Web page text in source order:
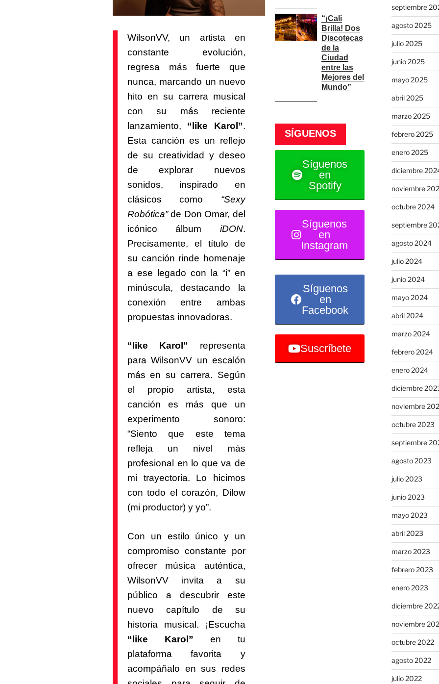
WilsonVV, un artista en
constante evolución,
regresa más fuerte que
nunca, marcando un nuevo
hito en su carrera musical
con su más reciente
lanzamiento, “like Karol”.
Esta canción es un reflejo
de su creatividad y deseo
de explorar nuevos
sonidos, inspirado en
clásicos como “Sexy
Robótica”de Don Omar, del
icónico álbum iDON.
Precisamente, el título de
su canción rinde homenaje
a ese legado con la “i” en
minúscula, destacando la
conexión entre ambas
propuestas innovadoras.
“like Karol” representa
para WilsonVV un escalón
más en su carrera. Según
el propio artista, esta
canción es más que un
experimento sonoro:
“Siento que este tema
refleja un nivel más
profesional en lo que va de
mi trayectoria. Lo hicimos
con todo el corazón, Dilow
(mi productor) y yo”.
Con un estilo único y un
compromiso constante por
ofrecer música auténtica,
WilsonVV invita a su
público a descubrir este
nuevo capítulo de su
historia musical. ¡Escucha
“like Karol” en tu
plataforma favorita y
acompáñalo en sus redes
“¡Cali
Brilla! Dos
Discotecas
de la
Ciudad
entre las
Mejores del
Mundo”
SÍGUENOS
Síguenos
en
Spotify
Síguenos
en
Instagram
Síguenos
en
Facebook
Suscríbete
septiembre
agosto 2025
julio 2025
junio 2025
mayo 2025
abril 2025
marzo 2025
febrero 2025
enero 2025
diciembre
noviembre
octubre 2024
septiembre
agosto 2024
julio 2024
junio 2024
mayo 2024
abril 2024
marzo 2024
febrero 2024
enero 2024
diciembre
noviembre
octubre 2023
septiembre
agosto 2023
julio 2023
junio 2023
mayo 2023
abril 2023
marzo 2023
febrero 2023
enero 2023
diciembre
noviembre
octubre 2022
agosto 2022
julio 2022